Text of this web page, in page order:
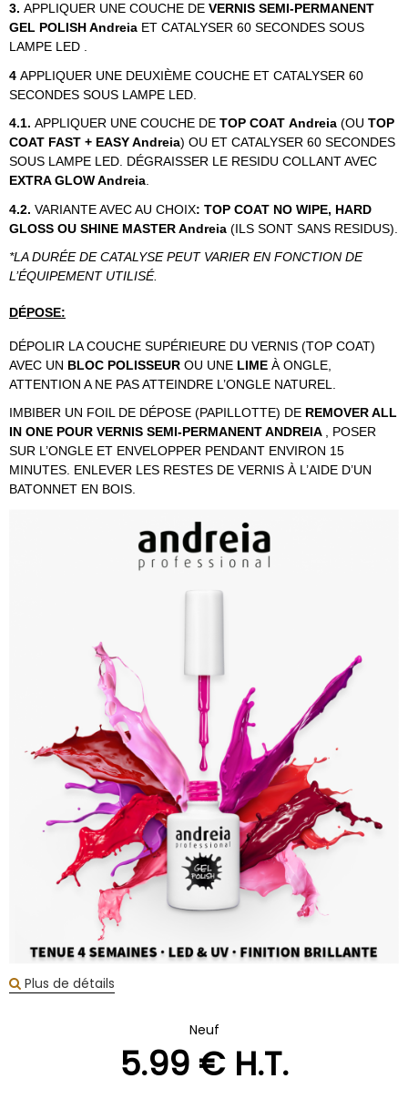
3. APPLIQUER UNE COUCHE DE VERNIS SEMI-PERMANENT
GEL POLISH Andreia ET CATALYSER 60 SECONDES SOUS
LAMPE LED .
4 APPLIQUER UNE DEUXIÈME COUCHE ET CATALYSER 60
SECONDES SOUS LAMPE LED.
4.1. APPLIQUER UNE COUCHE DE TOP COAT Andreia (OU TOP
COAT FAST + EASY Andreia) OU ET CATALYSER 60 SECONDES
SOUS LAMPE LED. DÉGRAISSER LE RESIDU COLLANT AVEC
EXTRA GLOW Andreia.
4.2. VARIANTE AVEC AU CHOIX: TOP COAT NO WIPE, HARD
GLOSS OU SHINE MASTER Andreia (ILS SONT SANS RESIDUS).
*LA DURÉE DE CATALYSE PEUT VARIER EN FONCTION DE
L’ÉQUIPEMENT UTILISÉ.
DÉPOSE:
DÉPOLIR LA COUCHE SUPÉRIEURE DU VERNIS (TOP COAT)
AVEC UN BLOC POLISSEUR OU UNE LIME À ONGLE,
ATTENTION A NE PAS ATTEINDRE L’ONGLE NATUREL.
IMBIBER UN FOIL DE DÉPOSE (PAPILLOTTE) DE REMOVER ALL
IN ONE POUR VERNIS SEMI-PERMANENT ANDREIA
, POSER
SUR L’ONGLE ET ENVELOPPER PENDANT ENVIRON 15
MINUTES. ENLEVER LES RESTES DE VERNIS À L’AIDE D’UN
BATONNET EN BOIS.
Plus de détails
Neuf
5.99€ H.T.